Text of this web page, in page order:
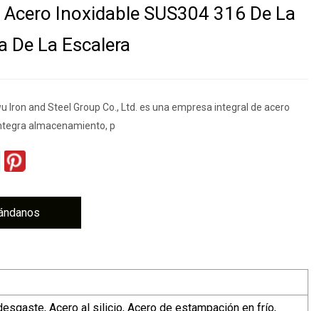
Inoxidable SUS304 316 De La
De La Escalera
Iron and Steel Group Co., Ltd. es una empresa integral de acero
almacenamiento, p
Acero al silicio, Acero de estampación en frío,